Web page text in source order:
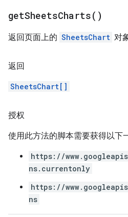
getSheetsCharts( )
返回页面上的 SheetsChart 对
返回
SheetsChart[]
授权
使用此方法的脚本需要获得以下
https://
ns.currentonly
https://
ns